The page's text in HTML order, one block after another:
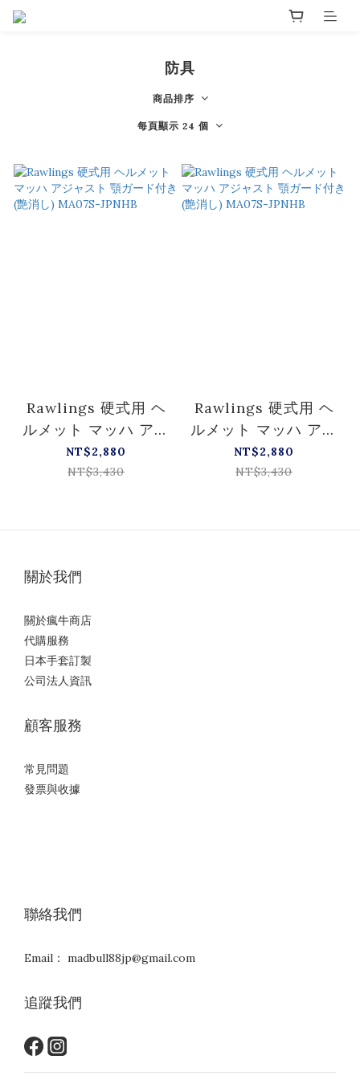
防具
商品排序
每頁顯示 24 個
Rawlings 硬式用 ヘ
ルメット マッハ アジ
ャスト 顎ガード付き
(艶消し) MA07S-
NT$2,880
NT$3,430
Rawlings 硬式用 ヘ
ルメット マッハ アジ
ャスト 顎ガード付き
(艶消し) MA07S-
NT$2,880
NT$3,430
關於我們
關於瘋牛商店
代購服務
日本手套訂製
公司法人資訊
顧客服務
常見問題
發票與收據
聯絡我們
Email： madbull88jp@gmail.com
追蹤我們